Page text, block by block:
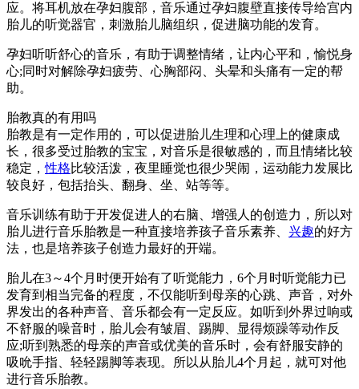
应。将耳机放在孕妇腹部，音乐通过孕妇腹壁直接传导给宫内
胎儿的听觉器官，刺激胎儿脑组织，促进脑功能的发育。
孕妇听听舒心的音乐，有助于调整情绪，让内心平和，愉悦身
心;同时对解除孕妇疲劳、心胸部闷、头晕和头痛有一定的帮
助。
胎教真的有用吗
胎教是有一定作用的，可以促进胎儿生理和心理上的健康成
长，很多受过胎教的宝宝，对音乐是很敏感的，而且情绪比较
稳定，性格比较活泼，夜里睡觉也很少哭闹，运动能力发展比
较良好，包括抬头、翻身、坐、站等等。
音乐训练有助于开发促进人的右脑、增强人的创造力，所以对
胎儿进行音乐胎教是一种直接培养孩子音乐素养、 兴趣的好方
法，也是培养孩子创造力最好的开端。
胎儿在3～4个月时便开始有了听觉能力，6个月时听觉能力已
发育到相当完备的程度，不仅能听到母亲的心跳、声音，对外
界发出的各种声音、音乐都会有一定反应。如听到外界过响或
不舒服的噪音时，胎儿会有皱眉、踢脚、显得烦躁等动作反
应;听到熟悉的母亲的声音或优美的音乐时，会有舒服安静的
吸吮手指、轻轻踢脚等表现。所以从胎儿4个月起，就可对他
进行音乐胎教。